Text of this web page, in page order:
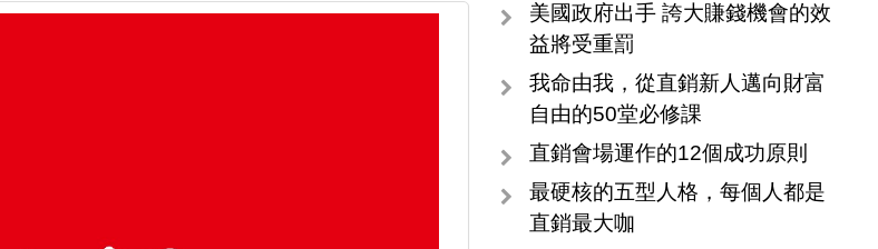
美國政府出手 誇大賺錢機會的效
益將受重罰
我命由我，從直銷新人邁向財富
自由的50堂必修課
直銷會場運作的12個成功原則
最硬核的五型人格，每個人都是
直銷最大咖